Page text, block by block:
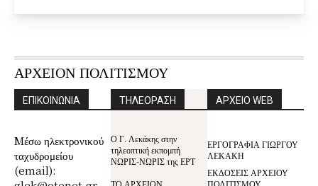
ΑΡΧΕΙΟΝ ΠΟΛΙΤΙΣΜΟΥ
ΕΠΙΚΟΙΝΩΝΙΑ
Mέσω ηλεκτρονικού
ταχυδρομείου
(email):
ΤΗΛΕΟΡΑΣΗ
Ο Γ. Λεκάκης στην
τηλεοπτική εκπομπή
ΝΩΡΙΣ-ΝΩΡΙΣ της ΕΡΤ
ΤΟ ΑΡΧΕΙΟΝ
ΑΡΧΕΙΟ WEB
ΕΡΓΟΓΡΑΦΙΑ ΓΙΩΡΓΟΥ
ΛΕΚΑΚΗ
ΕΚΔΟΣΕΙΣ ΑΡΧΕΙΟΥ
ΠΟΛΙΤΙΣΜΟΥ